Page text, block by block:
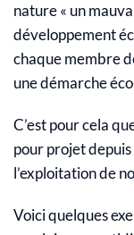
nature « un
développement
chaque membre
une démarche
C’est pour cela
pour projet
l’exploitation de
Voici quelques